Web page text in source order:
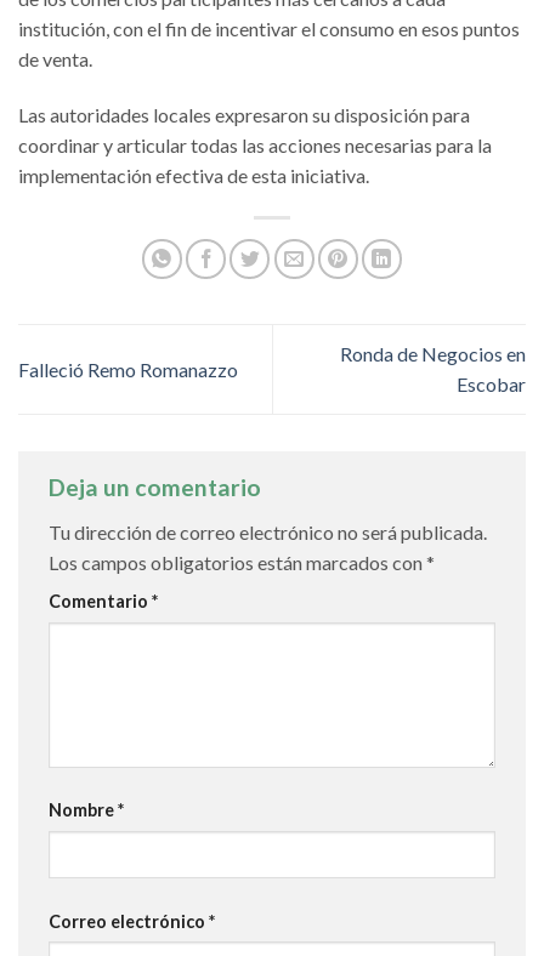
institución, con el fin de incentivar el consumo en esos puntos
de venta.
Las autoridades locales expresaron su disposición para
coordinar y articular todas las acciones necesarias para la
implementación efectiva de esta iniciativa.
Falleció Remo Romanazzo
Ronda de Negocios en
Escobar
Deja un comentario
Tu dirección de correo electrónico no será publicada.
Los campos obligatorios están marcados con*
Comentario *
Nombre*
Correo electrónico *